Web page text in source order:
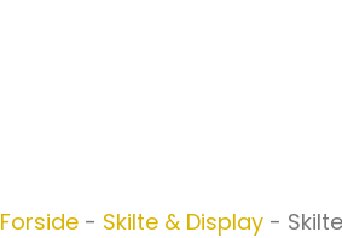
Forside - Skilte & Display -